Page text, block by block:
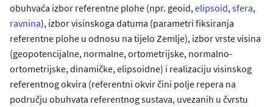
obuhvaća izbor referentne plohe (npr. geoid, elipsoid, sfera,
ravnina), izbor visinskoga datuma (parametri fiksiranja
referentne plohe u odnosu na tijelo Zemlje), izbor vrste visina
(geopotencijalne, normalne, ortometrijske, normalno-
ortometrijske, dinamičke, elipsoidne) i realizaciju visinskog
referentnog okvira (referentni okvir čini polje repera na
području obuhvata referentnog sustava, uvezanih u čvrstu